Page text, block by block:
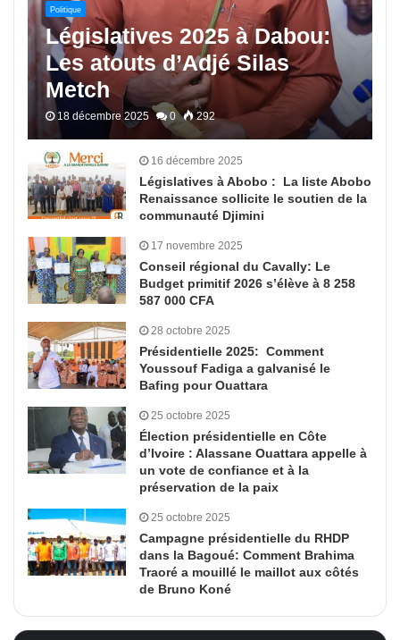
Politique
Législatives 2025 à Dabou:
Les atouts d’Adjé Silas
Metch
18 décembre 2025 0 292
16 décembre 2025
Législatives à Abobo : La liste Abobo
Renaissance sollicite le soutien de la
communauté Djimini
17 novembre 2025
Conseil régional du Cavally: Le
Budget primitif 2026 s’élève à 8 258
587 000 CFA
28 octobre 2025
Présidentielle 2025: Comment
Youssouf Fadiga a galvanisé le
Bafing pour Ouattara
25 octobre 2025
Élection présidentielle en Côte
d’Ivoire : Alassane Ouattara appelle à
un vote de confiance et à la
préservation de la paix
25 octobre 2025
Campagne présidentielle du RHDP
dans la Bagoué: Comment Brahima
Traoré a mouillé le maillot aux côtés
de Bruno Koné